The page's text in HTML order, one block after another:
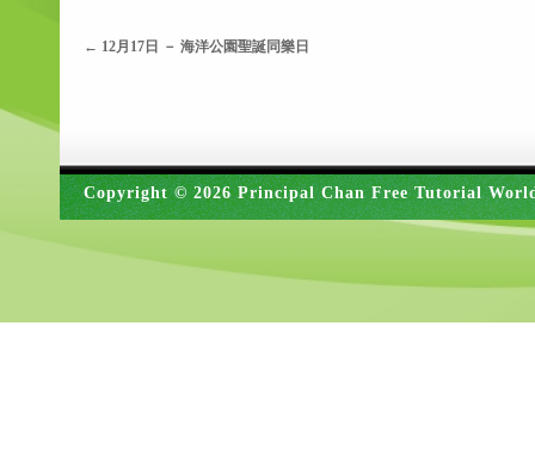
← 12月17日 － 海洋公園聖誕同樂日
Copyright © 2026 Principal Chan Free Tutorial